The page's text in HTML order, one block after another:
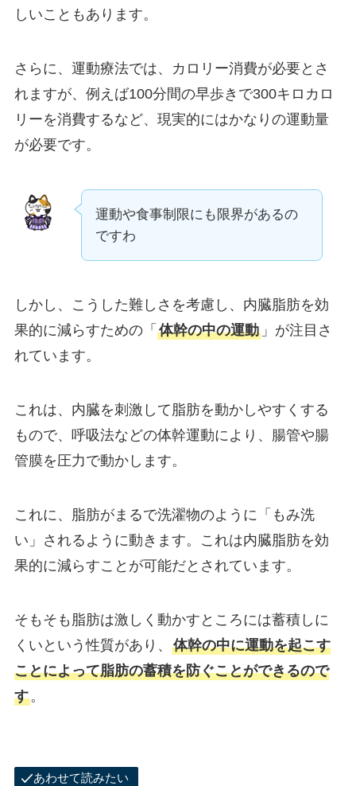
しいこともあります。
さらに、運動療法では、カロリー消費が必要とさ
れますが、例えば100分間の早歩きで300キロカロ
リーを消費するなど、現実的にはかなりの運動量
が必要です。
運動や食事制限にも限界があるの
ですわ
しかし、こうした難しさを考慮し、内臓脂肪を効
果的に減らすための「 体幹の中の運動」が注目さ
れています。
これは、内臓を刺激して脂肪を動かしやすくする
もので、呼吸法などの体幹運動により、腸管や腸
管膜を圧力で動かします。
これに、脂肪がまるで洗濯物のように「もみ洗
い」されるように動きます。これは内臓脂肪を効
果的に減らすことが可能だとされています。
そもそも脂肪は激しく動かすところには蓄積しに
くいという性質があり、 体幹の中に運動を起こす
ことによって脂肪の蓄積を防ぐことができるので
す。
あわせて読みたい